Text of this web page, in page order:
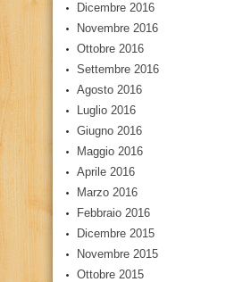
Dicembre 2016
Novembre 2016
Ottobre 2016
Settembre 2016
Agosto 2016
Luglio 2016
Giugno 2016
Maggio 2016
Aprile 2016
Marzo 2016
Febbraio 2016
Dicembre 2015
Novembre 2015
Ottobre 2015